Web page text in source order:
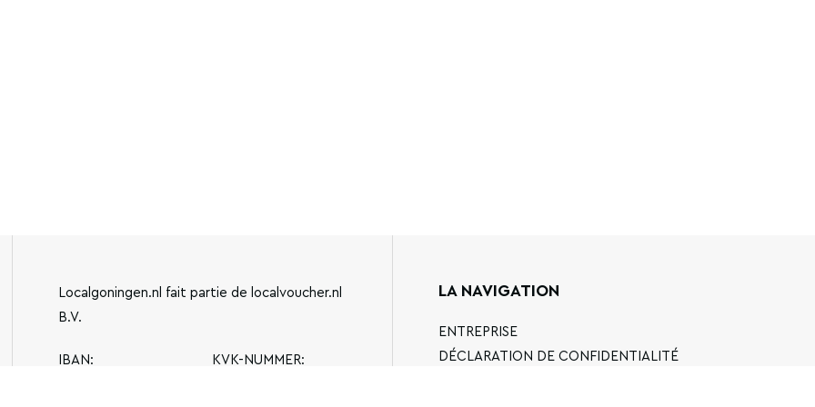
Localgoningen.nl fait partie de localvoucher.nl
B.V.
IBAN:
KVK-NUMMER:
LA NAVIGATION
ENTREPRISE
DÉCLARATION DE CONFIDENTIALITÉ